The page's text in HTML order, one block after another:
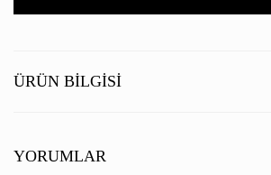
ÜRÜN BILGISI
YORUMLAR